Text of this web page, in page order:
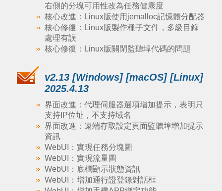
右側的分塊可用性改為任務健康度
核心改進：Linux版使用jemalloc記憶體分配器
核心修復：Linux版製作種子文件，多級目錄
處理有誤
核心修復：Linux版關閉監聽埠代碼的問題
v2.13 [Windows] [macOS] [Linux]
2025.4.13
界面改進：代理伺服器選項增加提示，表明只
支持IP位址，不支持域名
界面改進：遠端存取設定頁面監聽埠增加提示
資訊
WebUI：實現任務分塊圖
WebUI：實現流量圖
WebUI：底欄顯示狀態資訊
WebUI：增加通行證登錄對話框